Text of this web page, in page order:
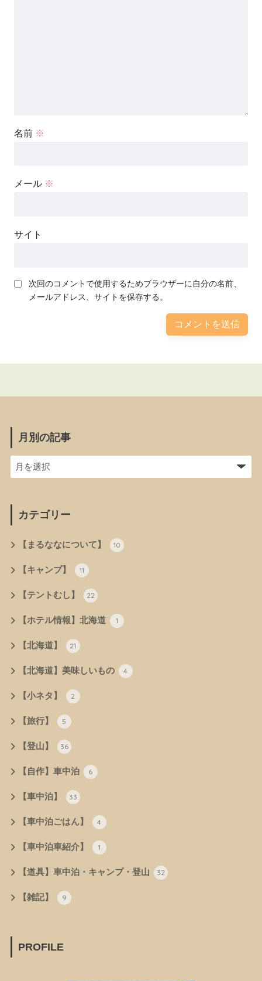
名前 ※
メール ※
サイト
次回のコメントで使用するためブラウザーに自分の名前、
メールアドレス、サイトを保存する。
月別の記事
カテゴリー
【まるななについて】 10
【キャンプ】 11
【テントむし】 22
【ホテル情報】北海道 1
【北海道】 21
【北海道】美味しいもの 4
【小ネタ】 2
【旅行】 5
【登山】 36
【自作】車中泊 6
【車中泊】 33
【車中泊ごはん】 4
【車中泊車紹介】 1
【道具】車中泊・キャンプ・登山 32
【雑記】 9
PROFILE